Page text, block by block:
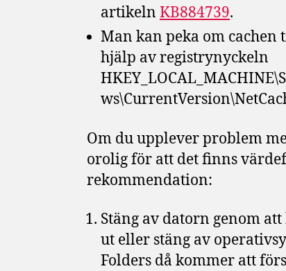
artikeln KB884739.
Man kan peka om cachen
hjälp av registrynyckeln
Om du upplever problem
orolig för att det finns
rekommendation:
Stäng av datorn genom
ut eller stäng av
Folders då kommer att